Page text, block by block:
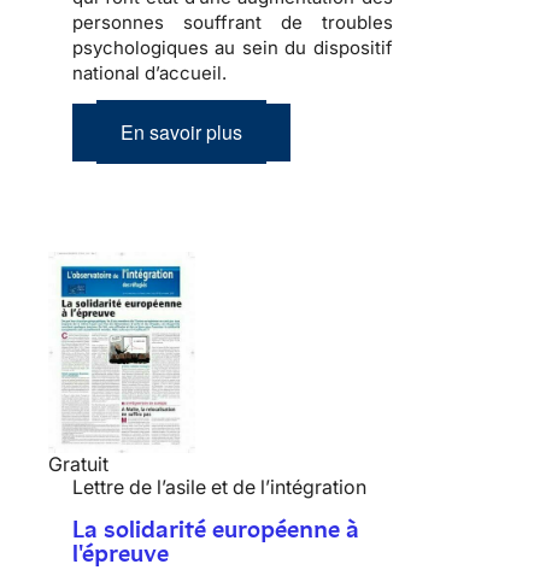
personnes souffrant de troubles
psychologiques au sein du dispositif
national d’accueil.
En savoir plus
Gratuit
Lettre de l’asile et de l’intégration
La solidarité européenne à
l'épreuve